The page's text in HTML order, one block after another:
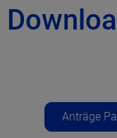
Anträge